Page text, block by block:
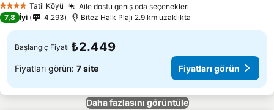
4 Yıldız Tatil Köyü Aile dostu geniş oda seçenekleri
7,8 İyi 4.293 Bitez Halk Plajı 2.9 km uzaklıkta
Başlangıç Fiyatı ₺2.449
Fiyatları görün: 7 site Fiyatları görün
Daha fazlasını görüntüle